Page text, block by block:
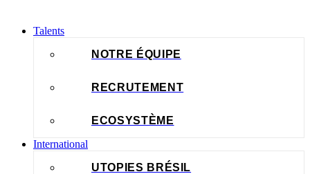
Talents
NOTRE ÉQUIPE
RECRUTEMENT
ECOSYSTÈME
International
UTOPIES BRÉSIL